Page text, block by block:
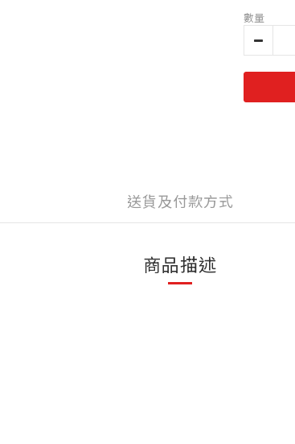
數量
送貨及付款方式
商品描述